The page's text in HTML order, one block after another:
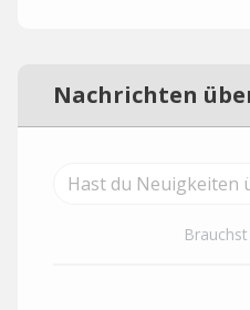
Nachrichten